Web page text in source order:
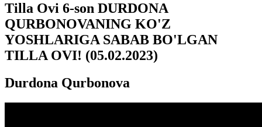
Tilla Ovi 6-son DURDONA
QURBONOVANING KO'Z
YOSHLARIGA SABAB BO'LGAN
TILLA OVI! (05.02.2023)
Durdona Qurbonova